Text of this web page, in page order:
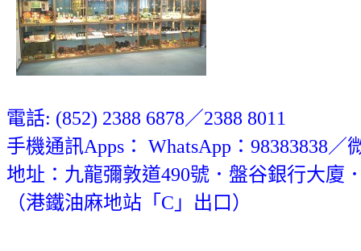
電話: (852) 2388 6878／2388 8011
手機通訊Apps： WhatsApp：98383838／
地址：九龍彌敦道490號．盤谷銀行大廈
（港鐵油麻地站「C」出口）